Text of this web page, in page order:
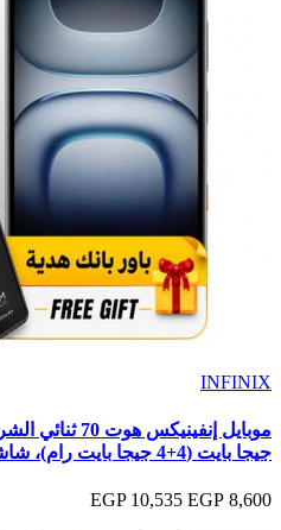
INFINIX
جيجا بايت (4+4 جيجا بايت رام)، شاشة 6.78 بوصة
8,600 EGP
10,535 EGP